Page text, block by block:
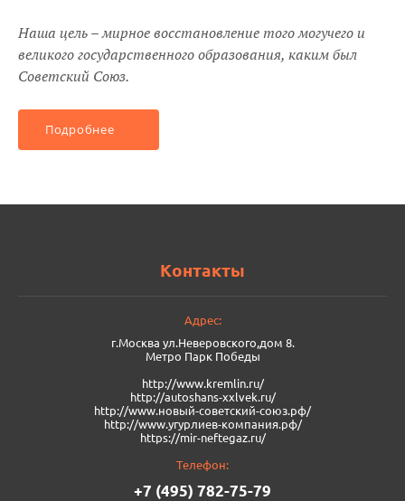
Наша цель – мирное восстановление того могучего и
великого государственного образования, каким был
Советский Союз.
Подробнее
Контакты
Адрес:
г.Москва ул.Неверовского,дом 8.
Метро Парк Победы
http://www.kremlin.ru/
http://autoshans-xxlvek.ru/
​http://www.новый-советский-союз.рф/
http://www.угурлиев-компания.рф/
https://mir-neftegaz.ru/
Телефон:
+7 (495) 782-75-79